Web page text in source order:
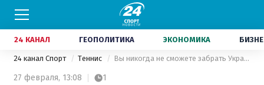
24 КАНАЛ ГЕОПОЛИТИКА ЭКОНОМИКА
24 канал Спорт Теннис Вы никогда не сможете забрать Украину из души моей: Свитолина похвасталась патриотическим фото
27 февраля, 13:08 1